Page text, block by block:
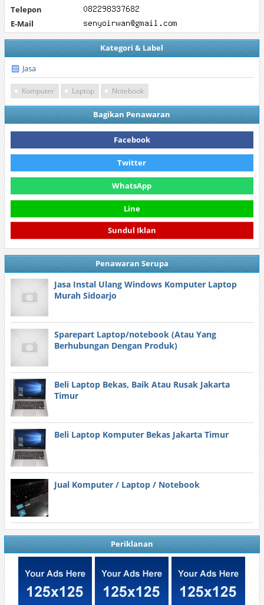
Telepon
E-Mail
Kategori & Label
Jasa
Komputer Laptop Notebook
Bagikan Penawaran
Facebook
Twitter
WhatsApp
Line
Sundul Iklan
Penawaran Serupa
Jasa Instal Ulang Windows Komputer Laptop
Murah Sidoarjo
Sparepart Laptop/notebook (Atau Yang
Berhubungan Dengan Produk)
Beli Laptop Bekas, Baik Atau Rusak Jakarta
Timur
Beli Laptop Komputer Bekas Jakarta Timur
Jual Komputer / Laptop / Notebook
Periklanan